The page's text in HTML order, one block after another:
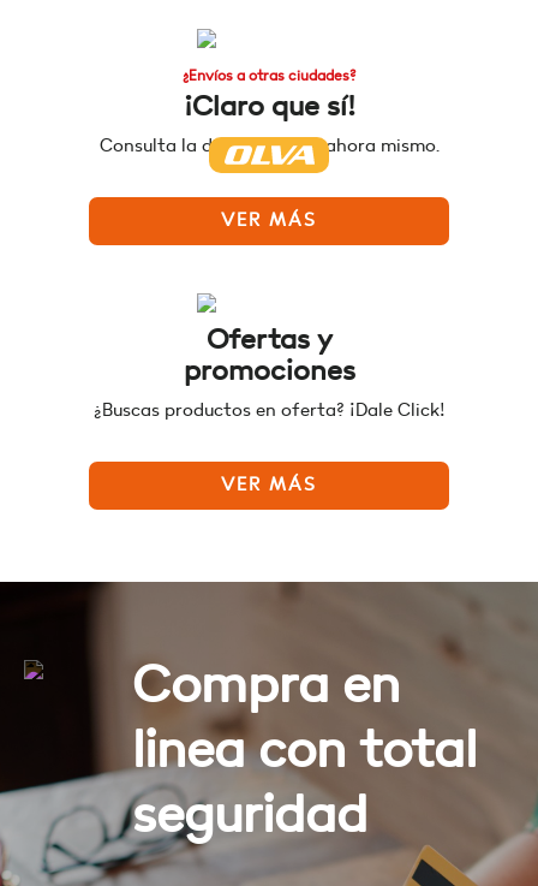
¿Envíos a otras ciudades?
¡Claro que sí!
Consulta la disponibilidad ahora mismo.
VER MÁS
Ofertas y
promociones
¿Buscas productos en oferta? ¡Dale Click!
VER MÁS
Compra en
linea con total
seguridad